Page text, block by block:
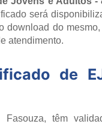
será
download do
atendimento.
de
têm